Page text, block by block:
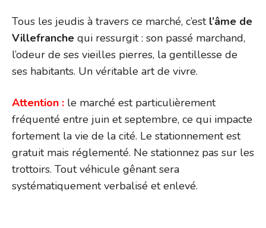
Tous les jeudis à travers ce marché, c’est l’âme de
Villefranche qui ressurgit : son passé marchand,
l’odeur de ses vieilles pierres, la gentillesse de
ses habitants. Un véritable art de vivre.
Attention : le marché est particulièrement
fréquenté entre juin et septembre, ce qui impacte
fortement la vie de la cité. Le stationnement est
gratuit mais réglementé. Ne stationnez pas sur les
trottoirs. Tout véhicule gênant sera
systématiquement verbalisé et enlevé.